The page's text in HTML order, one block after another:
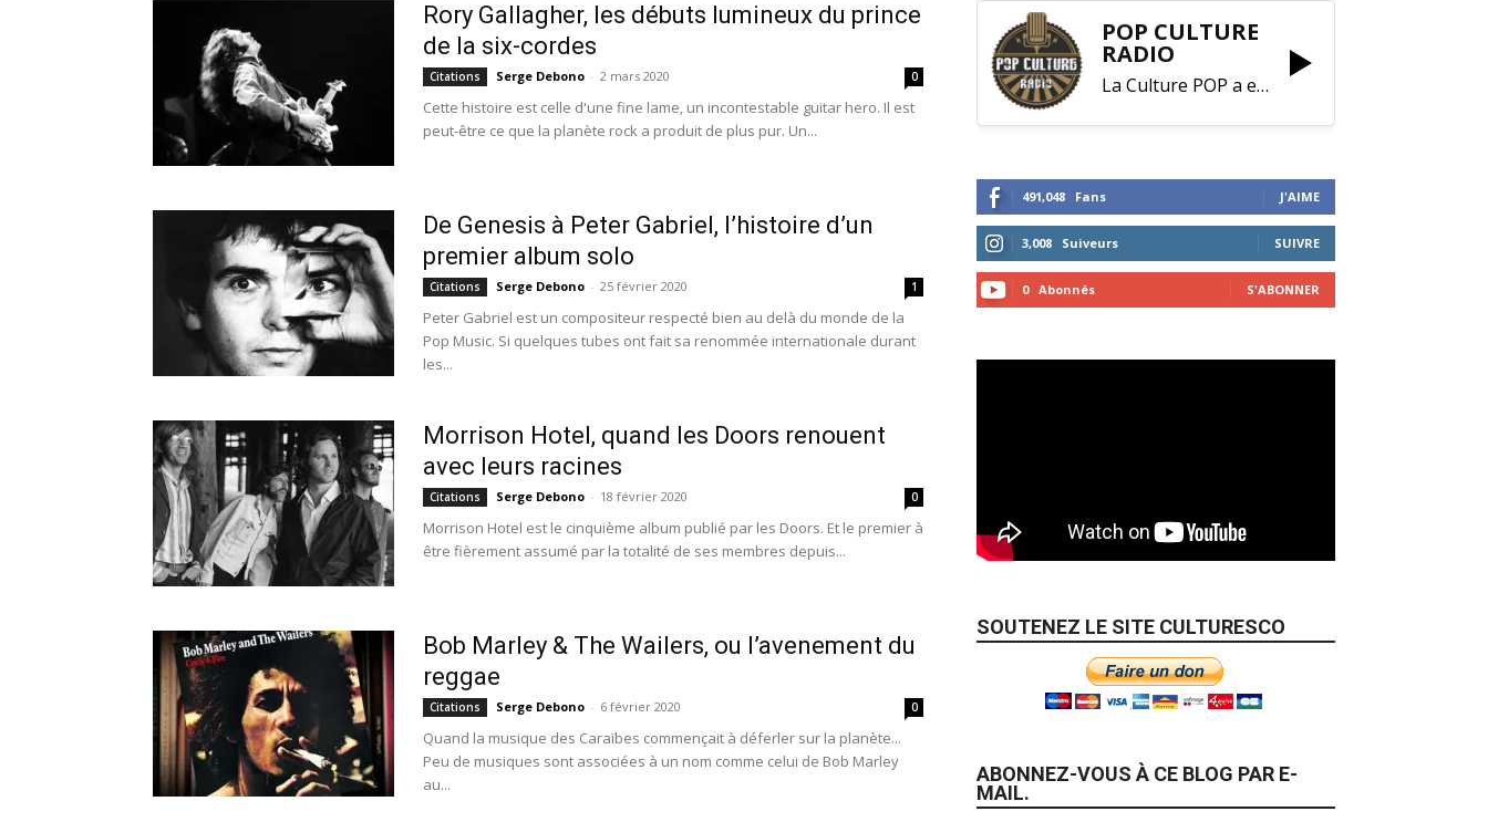
Rory Gallagher, les débuts lumineux du prince
de la six-cordes
Citations Serge Debono - 2 mars 2020 0
Cette histoire est celle d'une fine lame, un incontestable guitar hero. Il est
peut-être ce que la planète rock a produit de plus pur. Un...
De Genesis à Peter Gabriel, l’histoire d’un
premier album solo
Citations Serge Debono - 25 février 2020 1
Peter Gabriel est un compositeur respecté bien au delà du monde de la
Pop Music. Si quelques tubes ont fait sa renommée internationale durant
les...
Morrison Hotel, quand les Doors renouent
avec leurs racines
Citations Serge Debono - 18 février 2020 0
Morrison Hotel est le cinquième album publié par les Doors. Et le premier à
être fièrement assumé par la totalité de ses membres depuis...
Bob Marley & The Wailers, ou l’avenement du
reggae
Citations Serge Debono - 6 février 2020 0
Quand la musique des Caraïbes commençait à déferler sur la planète...
Peu de musiques sont associées à un nom comme celui de Bob Marley
au...
POP CULTURE
RADIO
La Culture POP a enfin trouvé sa RADIO !
491,048 Fans J'AIME
3,008 Suiveurs SUIVRE
0 Abonnés S'ABONNER
SOUTENEZ LE SITE CULTURESCO
ABONNEZ-VOUS À CE BLOG PAR E-
MAIL.